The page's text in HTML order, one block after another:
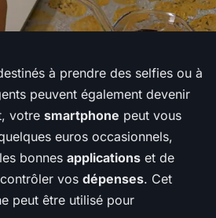
à prendre des selfies ou à
peuvent également devenir
votre smartphone peut vous
euros occasionnels,
bonnes applications et de
vos dépenses. Cet
peut être utilisé pour